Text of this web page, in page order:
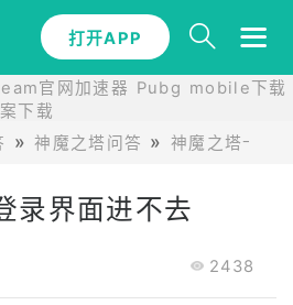
打开APP
官网加速器 Pubg mobile下载
下载
神魔之塔问答 神魔之塔卡在
录界面进不去
2438